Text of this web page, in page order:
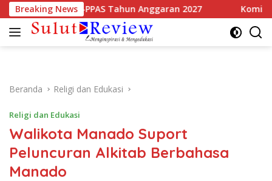
Langsung
ke
konten
Breaking News
KUA-PPAS Tahun Anggaran 2027 Komisi 3
Beranda Religi dan Edukasi
Religi dan Edukasi
Walikota Manado Suport
Peluncuran Alkitab Berbahasa
Manado